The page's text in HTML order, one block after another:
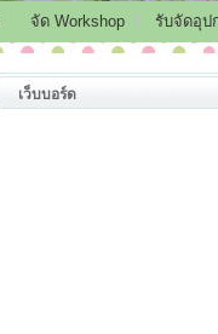
จัด Workshop รับจัดอุป
เว็บบอร์ด